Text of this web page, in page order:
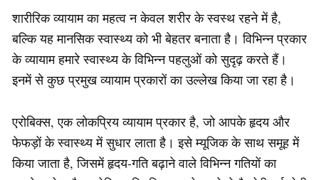
शारीरिक व्यायाम का महत्व न केवल शरीर के स्वस्थ रहने में है,
बल्कि यह मानसिक स्वास्थ्य को भी बेहतर बनाता है। विभिन्न प्रकार
के व्यायाम हमारे स्वास्थ्य के विभिन्न पहलुओं को सुदृढ़ करते हैं।
इनमें से कुछ प्रमुख व्यायाम प्रकारों का उल्लेख किया जा रहा है।
एरोबिक्स, एक लोकप्रिय व्यायाम प्रकार है, जो आपके हृदय और
फेफड़ों के स्वास्थ्य में सुधार लाता है। इसे म्यूजिक के साथ समूह में
किया जाता है, जिसमें हृदय-गति बढ़ाने वाले विभिन्न गतियों का